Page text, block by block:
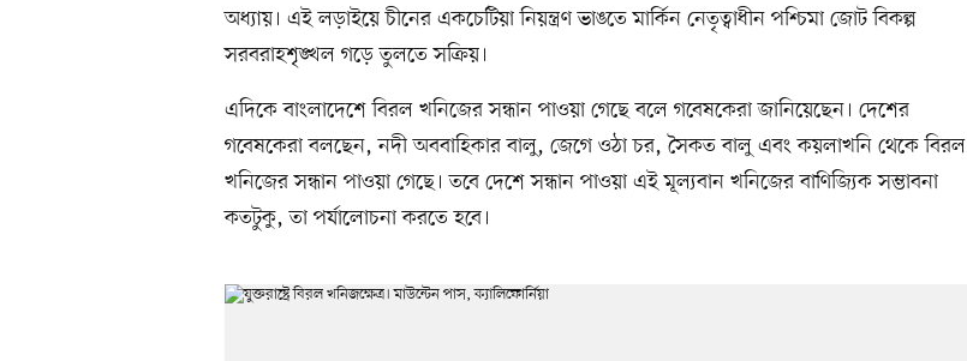
অধ্যায়। এই লড়াইয়ে চীনের একচেটিয়া নিয়ন্ত্রণ ভাঙতে মার্কিন নেতৃত্বাধীন পশ্চিমা জোট বিকল্প
সরবরাহশৃঙ্খল গড়ে তুলতে সক্রিয়।
এদিকে বাংলাদেশে বিরল খনিজের সন্ধান পাওয়া গেছে বলে গবেষকেরা জানিয়েছেন। দেশের
গবেষকেরা বলছেন, নদী অববাহিকার বালু, জেগে ওঠা চর, সৈকত বালু এবং কয়লাখনি থেকে বিরল
খনিজের সন্ধান পাওয়া গেছে। তবে দেশে সন্ধান পাওয়া এই মূল্যবান খনিজের বাণিজ্যিক সম্ভাবনা
কতটুকু, তা পর্যালোচনা করতে হবে।